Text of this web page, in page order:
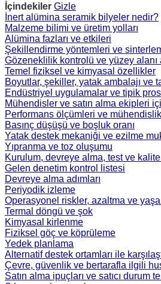
İçindekiler Gizle
İnert alümina seramik bilyeler nedir?
Malzeme bilimi ve üretim yolları
Alümina fazları ve etkileri
Şekillendirme yöntemleri ve
Gözeneklilik kontrolü ve yüzey alanı
Temel fiziksel ve kimyasal özellikler
Boyutlar, şekiller, yatak ambalajı ve
Endüstriyel uygulamalar ve tipik
Mühendisler ve satın alma ekipleri
Performans ölçümleri ve
Basınç düşüşü ve boşluk oranı
Yatak destek mekaniği ve ezilme
Yıpranma ve toz oluşumu
Kurulum, devreye alma, test ve
Gelen denetim kontrol listesi
Devreye alma adımları
Periyodik izleme
Operasyonel riskler, azaltma ve
Termal döngü ve şok
Kimyasal kirlenme
Fiziksel göç ve köprüleme
Yedek planlama
Alternatif destek ortamları ile
Çevre, güvenlik ve bertarafla ilgili
Satın alma ipuçları ve satıcı durum